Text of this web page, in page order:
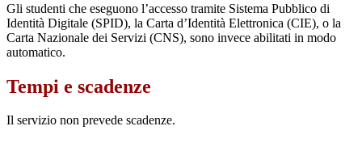
Gli studenti che eseguono l’accesso tramite Sistema Pubblico di
Identità Digitale (SPID), la Carta d’Identità Elettronica (CIE), o la
Carta Nazionale dei Servizi (CNS), sono invece abilitati in modo
automatico.
Tempi e scadenze
Il servizio non prevede scadenze.